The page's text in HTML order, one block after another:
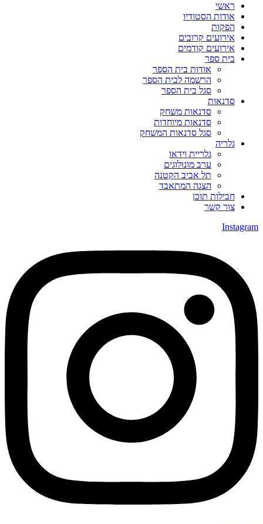
ראשי
אודות הסטודיו
הפקות
אירועים קרובים
אירועים קודמים
בית ספר
אודות בית הספר
הרשמה לבית הספר
סגל בית הספר
סדנאות
סדנאות משחק
סדנאות מיוחדות
סגל סדנאות המשחק
גלריה
גלריית וידאו
ערב מונולוגים
תל אביב הקטנה
הצגה המתאבד
חבילות תוכן
צור קשר
Instagram